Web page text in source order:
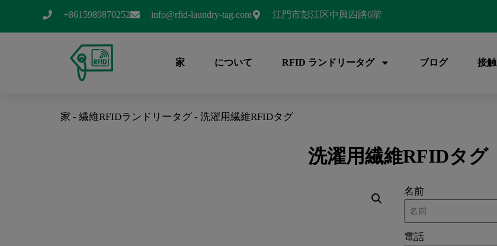
+8615989870252 info@rfid-laundry-tag.com 江門市彭江区中興四路6階
家 について RFID ランドリータグ ブログ 接触
家 - 繊維RFIDランドリータグ - 洗濯用繊維RFIDタグ
洗濯用繊維RFIDタグ
名前
電話